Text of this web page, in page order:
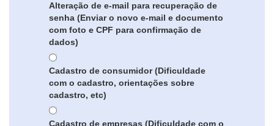
Alteração de e-mail para recuperação de
senha (Enviar o novo e-mail e documento
com foto e CPF para confirmação de
dados)
Cadastro de consumidor (Dificuldade
com o cadastro, orientações sobre
cadastro, etc)
Cadastro de empresas (Dificuldade com o